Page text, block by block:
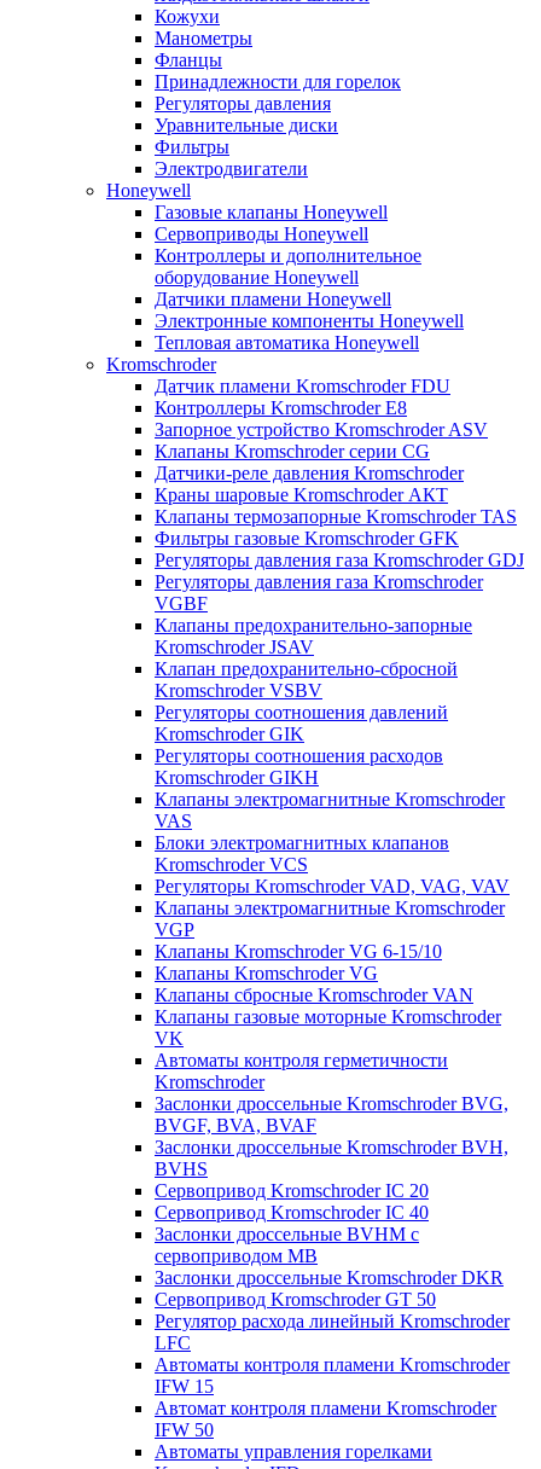
Кожухи
Манометры
Фланцы
Принадлежности для горелок
Регуляторы давления
Уравнительные диски
Фильтры
Электродвигатели
Honeywell
Газовые клапаны Honeywell
Сервоприводы Honeywell
Контроллеры и дополнительное
оборудование Honeywell
Датчики пламени Honeywell
Электронные компоненты Honeywell
Тепловая автоматика Honeywell
Kromschroder
Датчик пламени Kromschroder FDU
Контроллеры Kromschroder E8
Запорное устройство Kromschroder ASV
Клапаны Kromschroder серии CG
Датчики-реле давления Kromschroder
Краны шаровые Kromschroder АКТ
Клапаны термозапорные Kromschroder TAS
Фильтры газовые Kromschroder GFK
Регуляторы давления газа Kromschroder GDJ
Регуляторы давления газа Kromschroder
VGBF
Клапаны предохранительно-запорные
Kromschroder JSAV
Клапан предохранительно-сбросной
Kromschroder VSBV
Регуляторы соотношения давлений
Kromschroder GIK
Регуляторы соотношения расходов
Kromschroder GIKH
Клапаны электромагнитные Kromschroder
VAS
Блоки электромагнитных клапанов
Kromschroder VCS
Регуляторы Kromschroder VAD, VAG, VAV
Клапаны электромагнитные Kromschroder
VGP
Клапаны Kromschroder VG 6-15/10
Клапаны Kromschroder VG
Клапаны сбросные Kromschroder VAN
Клапаны газовые моторные Kromschroder
VK
Автоматы контроля герметичности
Kromschroder
Заслонки дроссельные Kromschroder BVG,
BVGF, BVA, BVAF
Заслонки дроссельные Kromschroder BVH,
BVHS
Сервопривод Kromschroder IC 20
Сервопривод Kromschroder IC 40
Заслонки дроссельные BVHM с
сервоприводом МВ
Заслонки дроссельные Kromschroder DKR
Cервопривод Kromschroder GT 50
Регулятор расхода линейный Kromschroder
LFC
Автоматы контроля пламени Kromschroder
IFW 15
Автомат контроля пламени Kromschroder
IFW 50
Автоматы управления горелками